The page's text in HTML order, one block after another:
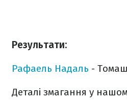
Результати:
Рафаель Надаль -
Деталі змагання у